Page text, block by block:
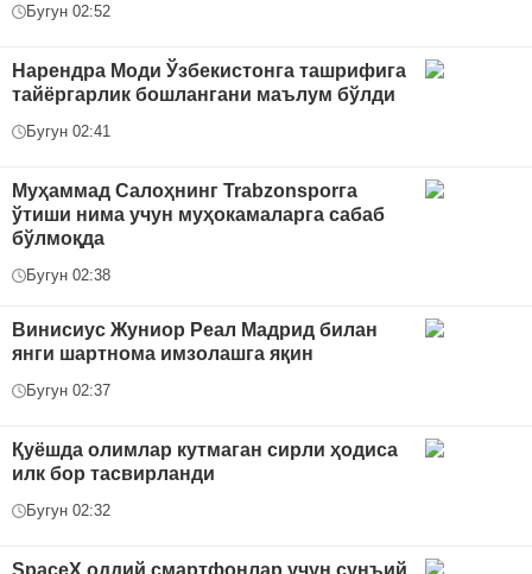
Бугун 02:52
Нарендра Моди Ўзбекистонга ташрифига
тайёргарлик бошлангани маълум бўлди
Бугун 02:41
Муҳаммад Салоҳнинг Trabzonsporга
ўтиши нима учун муҳокамаларга сабаб
бўлмоқда
Бугун 02:38
Винисиус Жуниор Реал Мадрид билан
янги шартнома имзолашга яқин
Бугун 02:37
Қуёшда олимлар кутмаган сирли ҳодиса
илк бор тасвирланди
Бугун 02:32